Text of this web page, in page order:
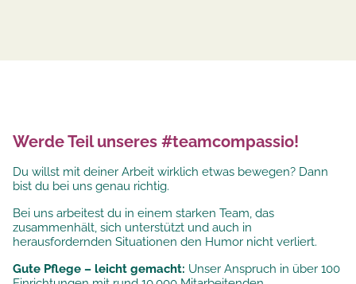
Werde Teil unseres #teamcompassio!
Du willst mit deiner Arbeit wirklich etwas bewegen? Dann
bist du bei uns genau richtig.
Bei uns arbeitest du in einem starken Team, das
zusammenhält, sich unterstützt und auch in
herausfordernden Situationen den Humor nicht verliert.
Gute Pflege – leicht gemacht: Unser Anspruch in über 100